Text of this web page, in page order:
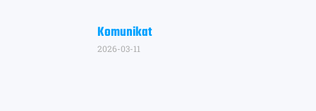
Komunikat
2026-03-11